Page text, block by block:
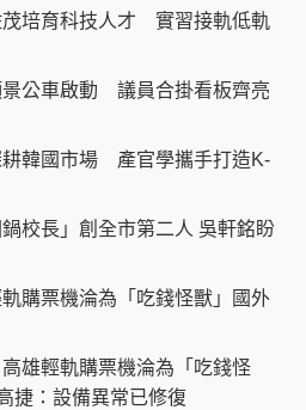
茂培育科技人才 實習接軌低軌
景公車啟動 議員合掛看板齊亮
耕韓國市場 產官學攜手打造K-
校長」創全市第二人 吳軒銘盼
購票機淪為「吃錢怪獸」國外
雄輕軌購票機淪為「吃錢怪
捷：設備異常已修復